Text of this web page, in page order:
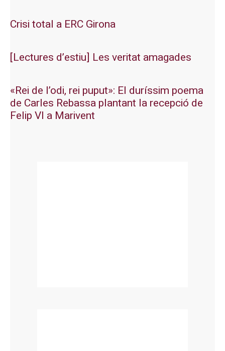
Crisi total a ERC Girona
[Lectures d’estiu] Les veritat amagades
«Rei de l’odi, rei puput»: El duríssim poema
de Carles Rebassa plantant la recepció de
Felip VI a Marivent